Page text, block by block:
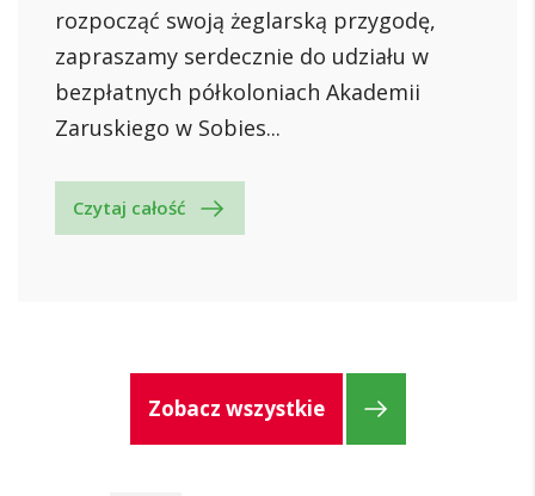
rozpocząć swoją żeglarską przygodę,
zapraszamy serdecznie do udziału w
bezpłatnych półkoloniach Akademii
Zaruskiego w Sobies...
Czytaj całość
Zobacz wszystkie